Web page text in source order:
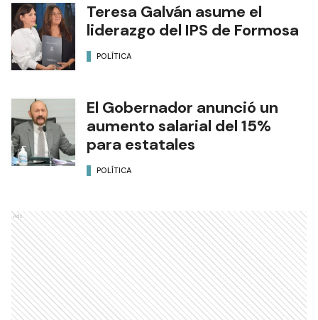
Teresa Galván asume el
liderazgo del IPS de Formosa
POLÍTICA
El Gobernador anunció un
aumento salarial del 15%
para estatales
POLÍTICA
Ads